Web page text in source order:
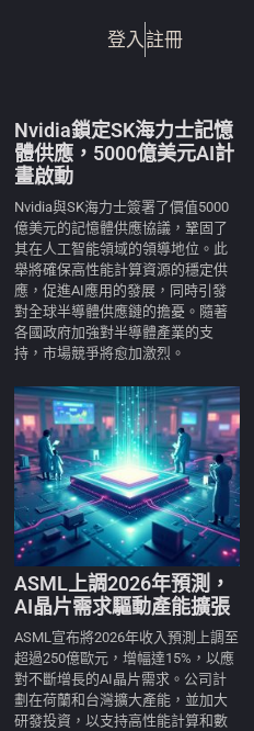
登入註冊
Nvidia鎖定SK海力士記憶
體供應，5000億美元AI計
畫啟動
Nvidia與SK海力士簽署了價值5000
億美元的記憶體供應協議，鞏固了
其在人工智能領域的領導地位。此
舉將確保高性能計算資源的穩定供
應，促進AI應用的發展，同時引發
對全球半導體供應鏈的擔憂。隨著
各國政府加強對半導體產業的支
持，市場競爭將愈加激烈。
ASML上調2026年預測，
AI晶片需求驅動產能擴張
ASML宣布將2026年收入預測上調至
超過250億歐元，增幅達15%，以應
對不斷增長的AI晶片需求。公司計
劃在荷蘭和台灣擴大產能，並加大
研發投資，以支持高性能計算和數